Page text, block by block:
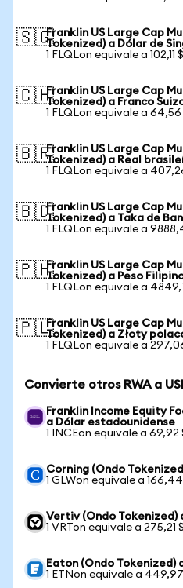
🇸🇬Franklin US Large Cap
Tokenized) a Dólar de
1 FLQLon equivale a 102,11 $
🇨🇭Franklin US Large Cap
Tokenized) a Franco
1 FLQLon equivale a 64,56
🇧🇷Franklin US Large Cap
Tokenized) a Real
1 FLQLon equivale a
🇧🇩Franklin US Large Cap
Tokenized) a Taka de
1 FLQLon equivale a
🇵🇭Franklin US Large Cap
Tokenized) a Peso
1 FLQLon equivale a
🇵🇱Franklin US Large Cap
Tokenized) a Złoty
1 FLQLon equivale a
Convierte otros RWA a
Franklin Income Equity
a Dólar estadounidense
1 INCEon equivale a 69,92
Corning (Ondo
1 GLWon equivale a
Vertiv (Ondo Tokenized)
1 VRTon equivale a 275,21 $
Eaton (Ondo Tokenized)
1 ETNon equivale a